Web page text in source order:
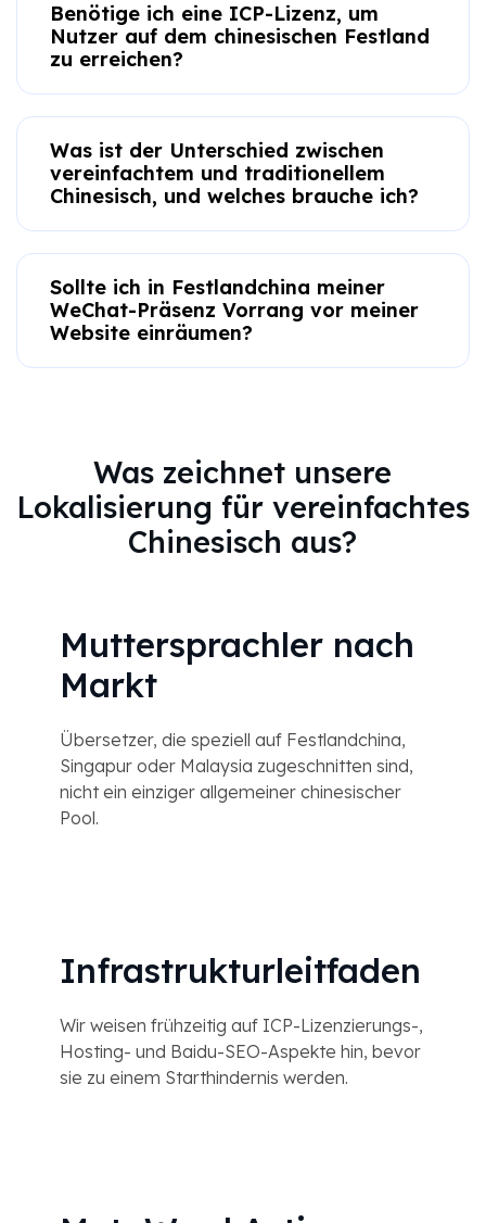
Benötige ich eine ICP-Lizenz, um
Nutzer auf dem chinesischen Festland
zu erreichen?
Was ist der Unterschied zwischen
vereinfachtem und traditionellem
Chinesisch, und welches brauche ich?
Sollte ich in Festlandchina meiner
WeChat-Präsenz Vorrang vor meiner
Website einräumen?
Was zeichnet unsere
Lokalisierung für vereinfachtes
Chinesisch aus?
Muttersprachler nach
Markt
Übersetzer, die speziell auf Festlandchina,
Singapur oder Malaysia zugeschnitten sind,
nicht ein einziger allgemeiner chinesischer
Pool.
Infrastrukturleitfaden
Wir weisen frühzeitig auf ICP-Lizenzierungs-,
Hosting- und Baidu-SEO-Aspekte hin, bevor
sie zu einem Starthindernis werden.